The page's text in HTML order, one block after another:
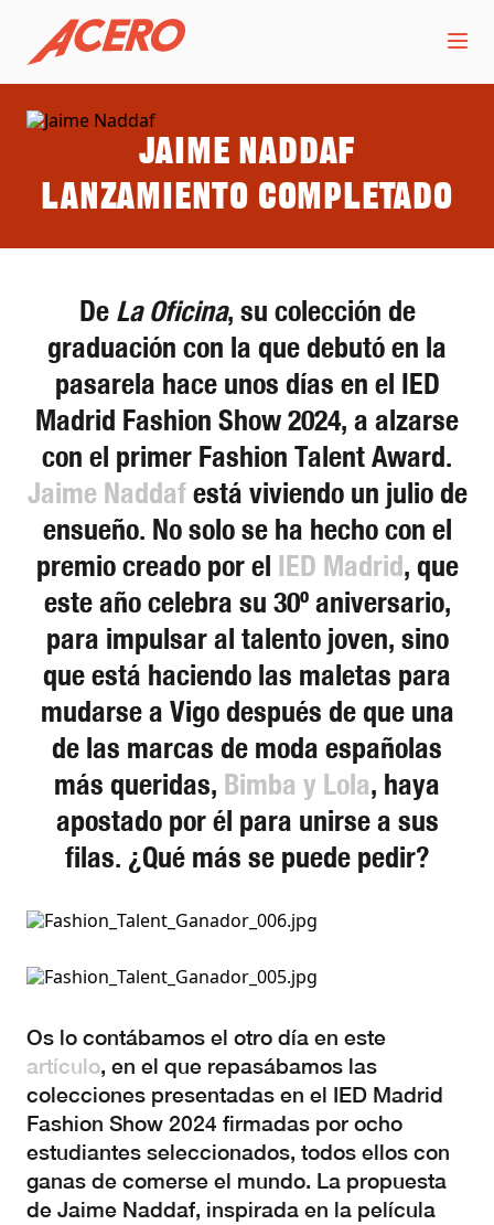
Jaime Naddaf
Lanzamiento completado
De La Oficina, su colección de
graduación con la que debutó en la
pasarela hace unos días en el IED
Madrid Fashion Show 2024, a alzarse
con el primer Fashion Talent Award.
Jaime Naddafestá viviendo un julio de
ensueño. No solo se ha hecho con el
premio creado por el IED Madrid, que
este año celebra su 30º aniversario,
para impulsar al talento joven, sino
que está haciendo las maletas para
mudarse a Vigo después de que una
de las marcas de moda españolas
más queridas, Bimba y Lola, haya
apostado por él para unirse a sus
filas. ¿Qué más se puede pedir?
Os lo contábamos el otro día en este
artículo, en el que repasábamos las
colecciones presentadas en el IED Madrid
Fashion Show 2024 firmadas por ocho
estudiantes seleccionados, todos ellos con
ganas de comerse el mundo. La propuesta
de Jaime Naddaf, inspirada en la película